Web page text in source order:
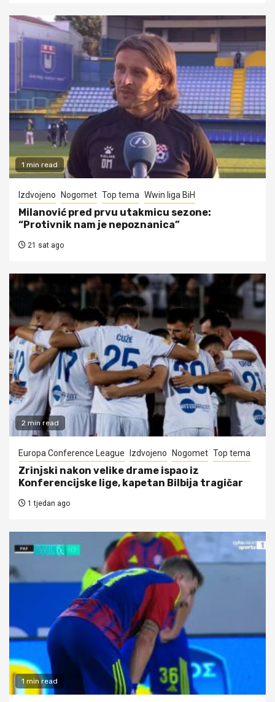
1 min read
Izdvojeno Nogomet Top tema Wwin liga BiH
Milanović pred prvu utakmicu sezone:
“Protivnik nam je nepoznanica”
21 sat ago
2 min read
Europa Conference League Izdvojeno Nogomet Top tema
Zrinjski nakon velike drame ispao iz
Konferencijske lige, kapetan Bilbija tragičar
1 tjedan ago
1 min read